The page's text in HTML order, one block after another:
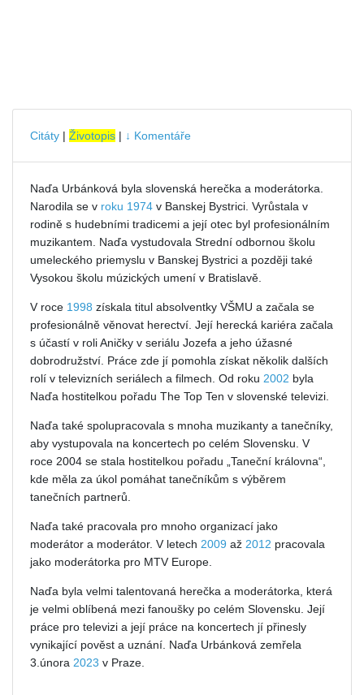
Citáty | Životopis | ↓ Komentáře
Naďa Urbánková byla slovenská herečka a moderátorka.
Narodila se v roku 1974 v Banskej Bystrici. Vyrůstala v
rodině s hudebními tradicemi a její otec byl profesionálním
muzikantem. Naďa vystudovala Strední odbornou školu
umeleckého priemyslu v Banskej Bystrici a později také
Vysokou školu múzických umení v Bratislavě.
V roce 1998 získala titul absolventky VŠMU a začala se
profesionálně věnovat herectví. Její herecká kariéra začala
s účastí v roli Aničky v seriálu Jozefa a jeho úžasné
dobrodružství. Práce zde jí pomohla získat několik dalších
rolí v televizních seriálech a filmech. Od roku 2002 byla
Naďa hostitelkou pořadu The Top Ten v slovenské televizi.
Naďa také spolupracovala s mnoha muzikanty a tanečníky,
aby vystupovala na koncertech po celém Slovensku. V
roce 2004 se stala hostitelkou pořadu „Taneční královna“,
kde měla za úkol pomáhat tanečníkům s výběrem
tanečních partnerů.
Naďa také pracovala pro mnoho organizací jako
moderátor a moderátor. V letech 2009 až 2012 pracovala
jako moderátorka pro MTV Europe.
Naďa byla velmi talentovaná herečka a moderátorka, která
je velmi oblíbená mezi fanoušky po celém Slovensku. Její
práce pro televizi a její práce na koncertech jí přinesly
vynikající pověst a uznání. Naďa Urbánková zemřela
3.února 2023 v Praze.